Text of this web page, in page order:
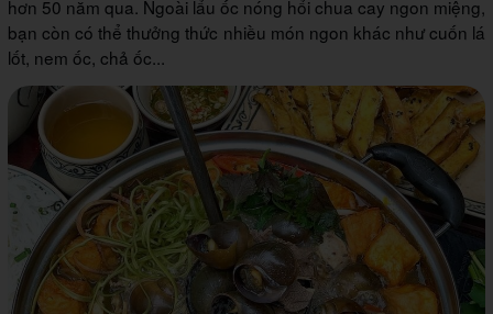
hơn 50 năm qua. Ngoài lẩu ốc nóng hổi chua cay ngon miệng,
bạn còn có thể thưởng thức nhiều món ngon khác như cuốn lá
lốt, nem ốc, chả ốc...